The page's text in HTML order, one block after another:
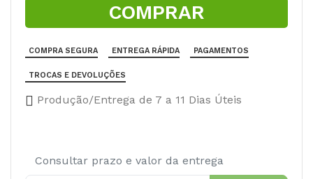
COMPRAR
COMPRA SEGURA ENTREGA RÁPIDA PAGAMENTOS
TROCAS E DEVOLUÇÕES
Produção/Entrega de 7 a 11 Dias Úteis
Consultar prazo e valor da entrega